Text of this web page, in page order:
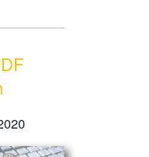
3
2
1